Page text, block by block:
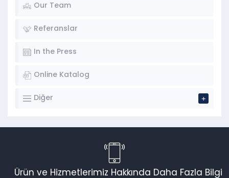
Our Team
Referanslar
In the Press
Online Katalog
Diğer
Ürün ve Hizmetlerimiz Hakkında Daha Fazla Bilgi